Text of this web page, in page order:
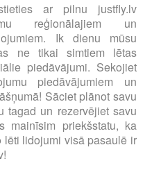
ar pilnu justfly.lv
reģionālajiem un
Ik dienu mūsu
ne tikai simtiem lētas
piedāvājumi. Sekojiet
piedāvājumiem un
Sāciet plānot savu
tagad un rezervējiet savu
mainīsim priekšstatu, ka
lidojumi visā pasaulē ir